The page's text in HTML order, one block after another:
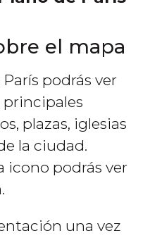
el mapa
podrás ver
principales
plazas, iglesias
la ciudad.
icono podrás ver
una vez